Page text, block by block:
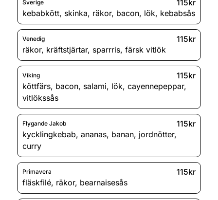
Sverige
115kr
kebabkött, skinka, räkor, bacon, lök, kebabsås
Venedig
115kr
räkor, kräftstjärtar, sparrris, färsk vitlök
Viking
115kr
köttfärs, bacon, salami, lök, cayennepeppar,
vitlökssås
Flygande Jakob
115kr
kycklingkebab, ananas, banan, jordnötter,
curry
Primavera
115kr
fläskfilé, räkor, bearnaisesås